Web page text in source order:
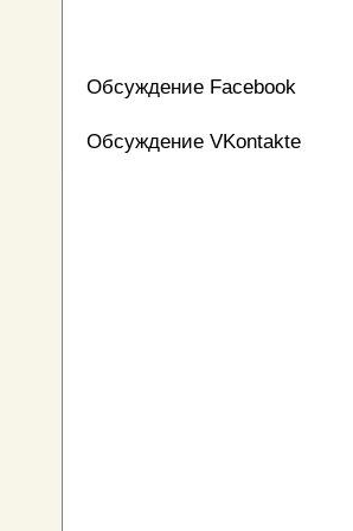
Обсуждение Facebook
Обсуждение VKontakte